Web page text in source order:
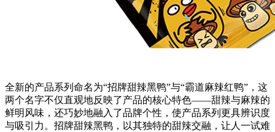
全新的产品系列命名为“招牌甜辣黑鸭”与“霸道麻辣红鸭”，这
两个名字不仅直观地反映了产品的核心特色——甜辣与麻辣的
鲜明风味，还巧妙地融入了品牌个性，使产品系列更具辨识度
与吸引力。招牌甜辣黑鸭，以其独特的甜辣交融，让人一试难